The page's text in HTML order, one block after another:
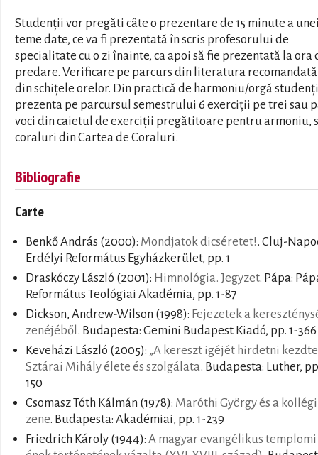
Studenţii vor pregăti câte o prezentare de 15 minute a
teme date, ce va fi prezentată în scris profesorului de
specialitate cu o zi înainte, ca apoi să fie prezentată la ora
predare. Verificare pe parcurs din literatura
din schiţele orelor. Din practică de harmoniu/orgă
prezenta pe parcursul semestrului 6 exerciţii pe trei sau
voci din caietul de exerciţii pregătitoare pentru armoniu,
coraluri din Cartea de Coraluri.
Bibliografie
Carte
Benkő András (2000): Mondjatok dicséretet!. Cluj-
Erdélyi Református Egyházkerület, pp. 1
Draskóczy László (2001): Himnológia. Jegyzet. Pápa:
Református Teológiai Akadémia, pp. 1-87
Dickson, Andrew-Wilson (1998): Fejezetek a
zenéjéből . Budapesta: Gemini Budapest Kiadó, pp. 1-366
Keveházi László (2005): „A kereszt igéjét hirdetni
Sztárai Mihály élete és szolgálata. Budapesta: Luther,
150
Csomasz Tóth Kálmán (1978): Maróthi György és a
zene. Budapesta: Akadémiai, pp. 1-239
Friedrich Károly (1944): A magyar evangélikus templomi